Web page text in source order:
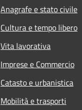
Anagrafe e stato civile
Cultura e tempo libero
Vita lavorativa
Imprese e Commercio
Catasto e urbanistica
Mobilità e trasporti